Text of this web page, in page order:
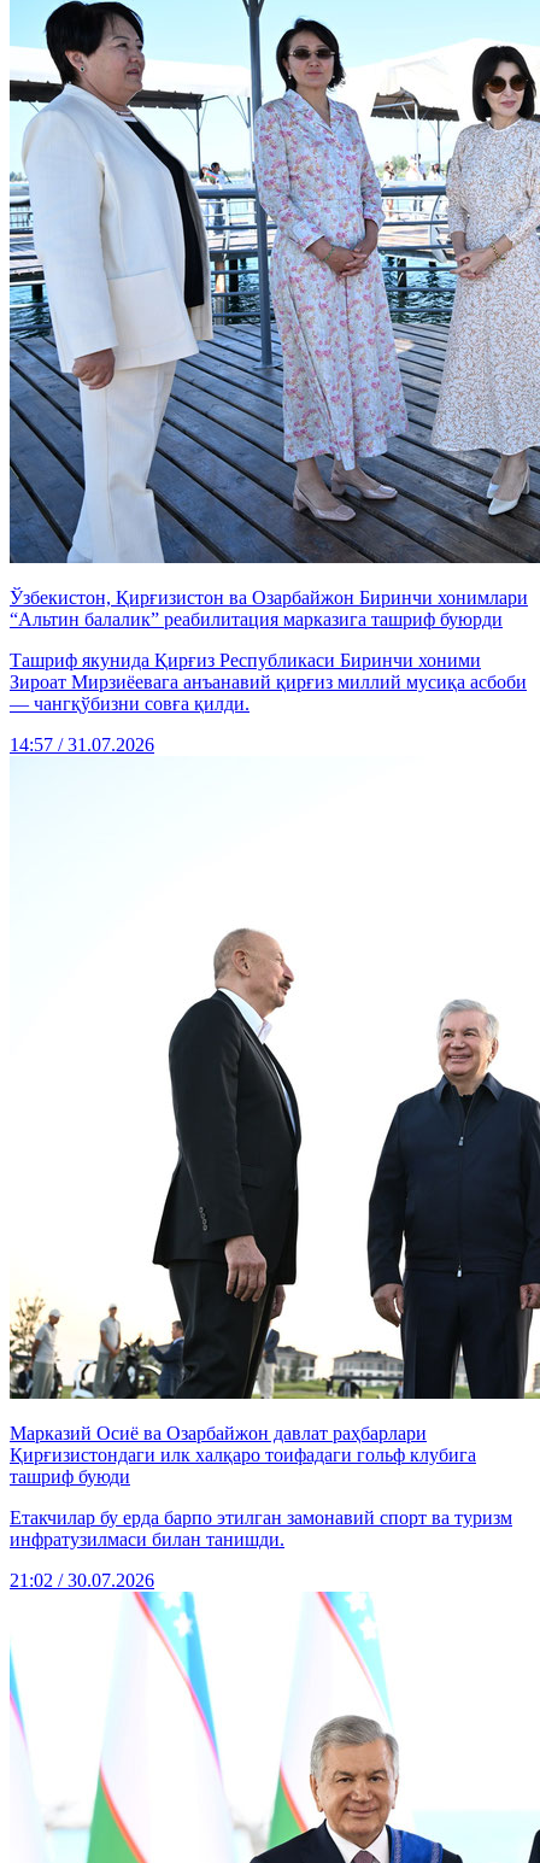
Ўзбекистон, Қирғизистон ва Озарбайжон Биринчи хонимлари
“Альтин балалик” реабилитация марказига ташриф буюрди
Ташриф якунида Қирғиз Республикаси Биринчи хоними
Зироат Мирзиёевага анъанавий қирғиз миллий мусиқа асбоби
— чангқўбизни совға қилди.
14:57 / 31.07.2026
Марказий Осиё ва Озарбайжон давлат раҳбарлари
Қирғизистондаги илк халқаро тоифадаги гольф клубига
ташриф буюди
Етакчилар бу ерда барпо этилган замонавий спорт ва туризм
инфратузилмаси билан танишди.
21:02 / 30.07.2026